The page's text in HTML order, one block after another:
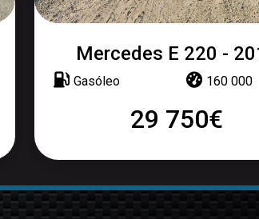
Mercedes E 220 -
Gasóleo 160 000
29 750€